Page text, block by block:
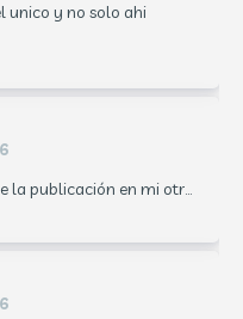
unico y no solo ahi
la publicación en mi otr...